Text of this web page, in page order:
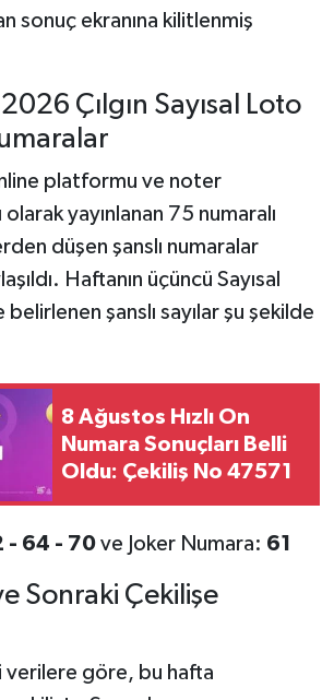
sonuç ekranına kilitlenmiş
Çılgın Sayısal Loto
platformu ve noter
olarak yayınlanan 75 numaralı
düşen şanslı numaralar
Haftanın üçüncü Sayısal
şanslı sayılar şu şekilde
8 Ağustos Hızlı On
Numara Sonuçları Belli
Oldu: Çekiliş No 47571
- 64 - 70ve Joker Numara: 61
Sonraki Çekilişe
verilere göre, bu hafta